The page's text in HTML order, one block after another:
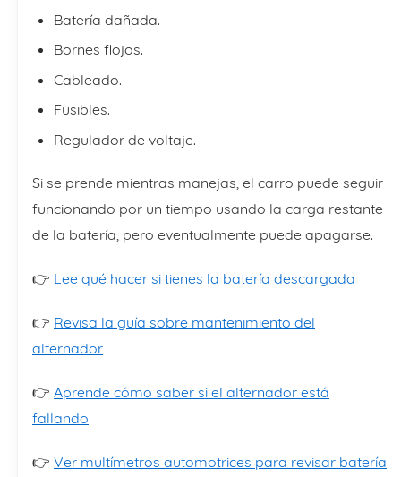
Batería dañada.
Bornes flojos.
Cableado.
Fusibles.
Regulador de voltaje.
Si se prende mientras manejas, el carro puede seguir
funcionando por un tiempo usando la carga restante
de la batería, pero eventualmente puede apagarse.
👉 Lee qué hacer si tienes la batería descargada
👉 Revisa la guía sobre mantenimiento del
alternador
👉 Aprende cómo saber si el alternador está
fallando
👉 Ver multímetros automotrices para revisar batería